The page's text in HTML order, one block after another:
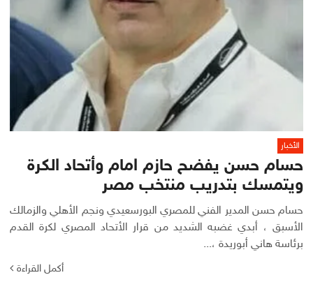
الأخبار
حسام حسن يفضح حازم امام وأتحاد الكرة
ويتمسك بتدريب منتخب مصر
حسام حسن المدير الفني للمصري البورسعيدي ونجم الأهلي والزمالك
الأسبق ، أبدي غضبه الشديد من قرار الأتحاد المصري لكرة القدم
برئاسة هاني أبوريدة ،...
أكمل القراءة